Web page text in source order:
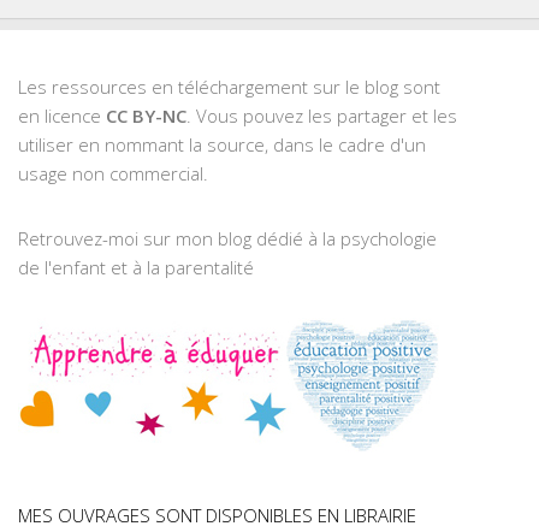
Les ressources en téléchargement sur le blog sont
en licence CC BY-NC. Vous pouvez les partager et les
utiliser en nommant la source, dans le cadre d'un
usage non commercial.
Retrouvez-moi sur mon blog dédié à la psychologie
de l'enfant et à la parentalité
MES OUVRAGES SONT DISPONIBLES EN LIBRAIRIE